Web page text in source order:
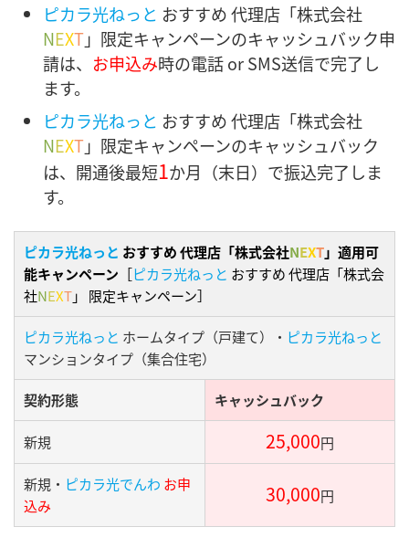
ピカラ光ねっと おすすめ 代理店 「株式会社
NEXT」限定キャンペーンのキャッシュバック申
請は、 お申込み時の電話 or SMS送信で完了し
ます。
ピカラ光ねっと おすすめ 代理店 「株式会社
NEXT」限定キャンペーンのキャッシュバック
は、開通後最短1か月（末日）で振込完了しま
す。
ピカラ光ねっと おすすめ 代理店「株式会社NEXT」適用可
能キャンペーン ［ピカラ光ねっと おすすめ 代理店「株式会
社NEXT」 限定キャンペーン］
ピカラ光ねっと ホームタイプ（戸建て）・ ピカラ光ねっと
マンションタイプ（集合住宅）
契約形態 キャッシュバック
新規 25,000円
新規・ ピカラ光でんわ お申
込み
30,000円